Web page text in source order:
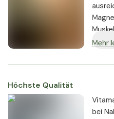
bei.
Mehr
Höchste Qualität
bei